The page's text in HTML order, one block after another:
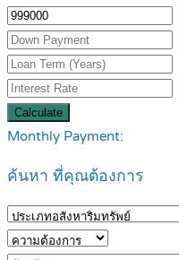
Calculate
Monthly Payment:
ค้นหา ที่คุณต้องการ